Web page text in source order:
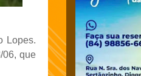
Lopes.
06, que